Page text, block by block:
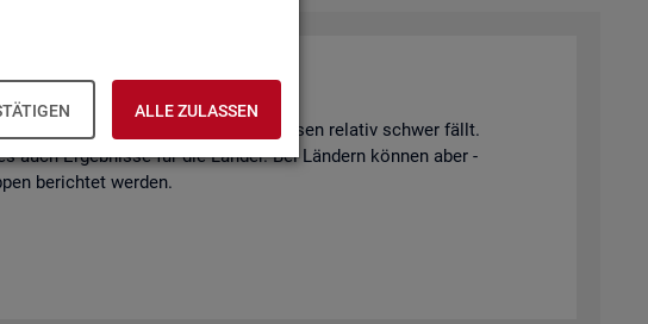
ALLE ZULASSEN
auf­grund von Fach­kräf­te­eng­päs­sen re­la­tiv schwer fällt.
auch Er­geb­nis­se für die Län­der. Bei Län­dern kön­nen aber -
be­rich­tet wer­den.